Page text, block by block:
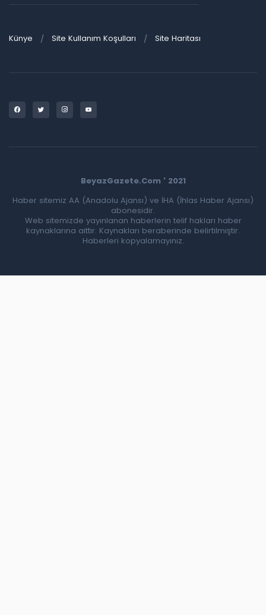
Künye Site Kullanım Koşulları Site Haritası
BeyazGazete.Com ' 2021
Haber sitemiz AA (Anadolu Ajansı) ve İHA (İhlas Haber Ajansı)
abonesidir.
Web sitemizde yayınlanan haberlerin telif hakları haber
kaynaklarına aittir. Kaynakları beraberinde belirtilmiştir.
Haberleri kopyalamayınız.